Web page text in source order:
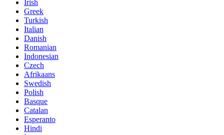
Irish
Greek
Turkish
Italian
Danish
Romanian
Indonesian
Czech
Afrikaans
Swedish
Polish
Basque
Catalan
Esperanto
Hindi